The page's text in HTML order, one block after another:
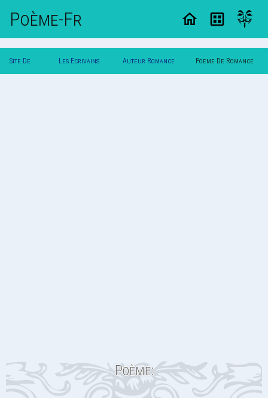
Poème-Fr
Site De Les Ecrivains Auteur Romance Poeme De Romance
Poème: